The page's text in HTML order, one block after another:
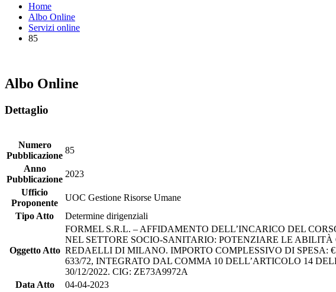
Home
Albo Online
Servizi online
85
Albo Online
Dettaglio
Numero
Pubblicazione
85
Anno
Pubblicazione
2023
Ufficio
Proponente
UOC Gestione Risorse Umane
Tipo Atto
Determine dirigenziali
Oggetto Atto
FORMEL S.R.L. – AFFIDAMENTO DELL’INCARICO DEL
NEL SETTORE SOCIO-SANITARIO: POTENZIARE LE
REDAELLI DI MILANO. IMPORTO COMPLESSIVO DI SPESA:
633/72, INTEGRATO DAL COMMA 10 DELL’ARTICOLO 14
30/12/2022. CIG: ZE73A9972A
Data Atto
04-04-2023